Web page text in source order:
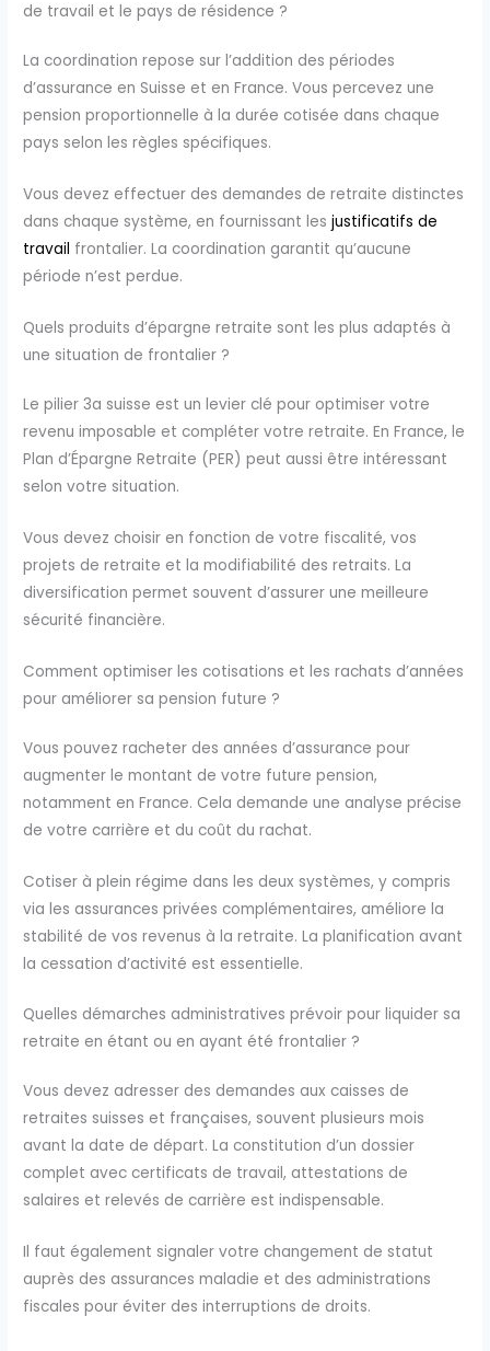
de travail et le pays de résidence ?
La coordination repose sur l’addition des périodes
d’assurance en Suisse et en France. Vous percevez une
pension proportionnelle à la durée cotisée dans chaque
pays selon les règles spécifiques.
Vous devez effectuer des demandes de retraite distinctes
dans chaque système, en fournissant lesjustificatifs de
travail frontalier. La coordination garantit qu’aucune
période n’est perdue.
Quels produits d’épargne retraite sont les plus adaptés à
une situation de frontalier ?
Le pilier 3a suisse est un levier clé pour optimiser votre
revenu imposable et compléter votre retraite. En France, le
Plan d’Épargne Retraite (PER) peut aussi être intéressant
selon votre situation.
Vous devez choisir en fonction de votre fiscalité, vos
projets de retraite et la modifiabilité des retraits. La
diversification permet souvent d’assurer une meilleure
sécurité financière.
Comment optimiser les cotisations et les rachats d’années
pour améliorer sa pension future ?
Vous pouvez racheter des années d’assurance pour
augmenter le montant de votre future pension,
notamment en France. Cela demande une analyse précise
de votre carrière et du coût du rachat.
Cotiser à plein régime dans les deux systèmes, y compris
via les assurances privées complémentaires, améliore la
stabilité de vos revenus à la retraite. La planification avant
la cessation d’activité est essentielle.
Quelles démarches administratives prévoir pour liquider sa
retraite en étant ou en ayant été frontalier ?
Vous devez adresser des demandes aux caisses de
retraites suisses et françaises, souvent plusieurs mois
avant la date de départ. La constitution d’un dossier
complet avec certificats de travail, attestations de
salaires et relevés de carrière est indispensable.
Il faut également signaler votre changement de statut
auprès des assurances maladie et des administrations
fiscales pour éviter des interruptions de droits.